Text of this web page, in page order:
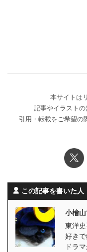
本サイトは
記事やイラストの
引用・転載をご希望の
この記事を書いた人
小檜
東洋
好き
ドラ